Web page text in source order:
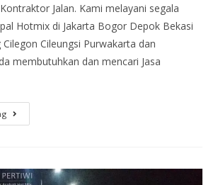
Jalan. Kami melayani segala
Hotmix di Jakarta Bogor Depok Bekasi
Cileungsi Purwakarta dan
membutuhkan dan mencari Jasa